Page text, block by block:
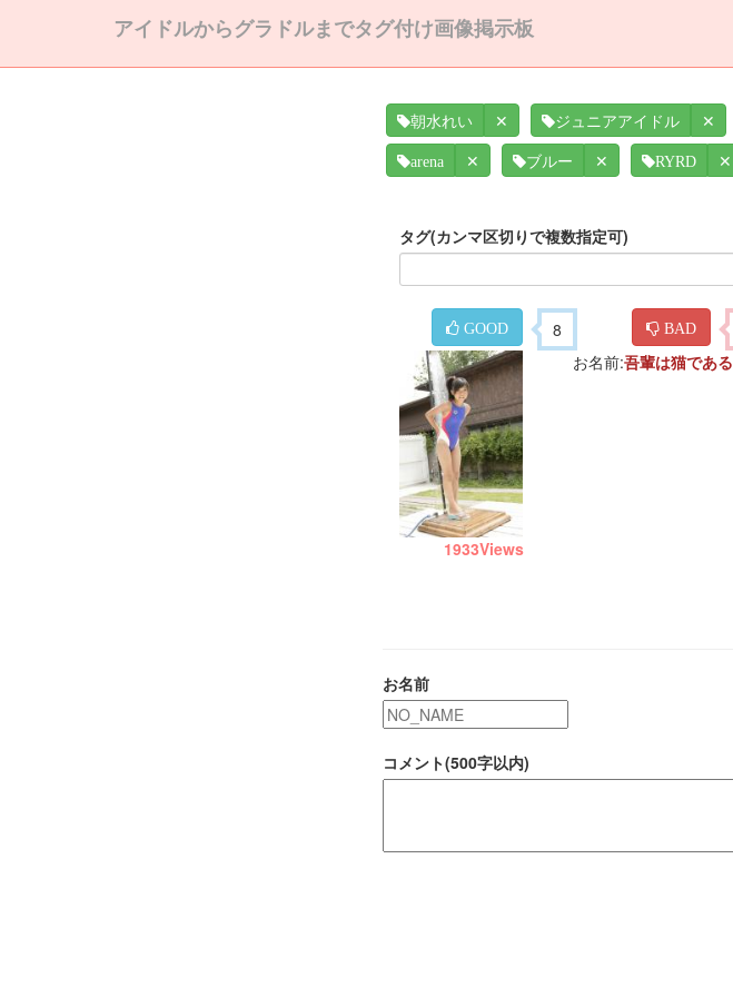
アイドルからグラドルまでタグ付け画像掲示板
朝水れい ✕ ジュニアアイドル ✕
arena ✕ ブルー ✕ RYRD ✕
タグ(カンマ区切りで複数指定可)
GOOD 8 BAD
1933Views
お名前:吾輩は猫である
お名前
コメント(500字以内)